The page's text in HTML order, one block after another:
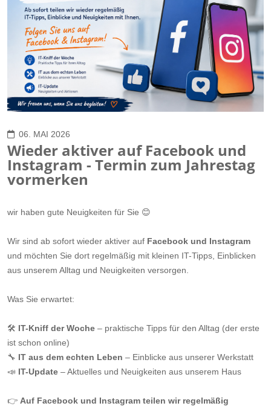
06. MAI 2026
Wieder aktiver auf Facebook und
Instagram - Termin zum Jahrestag
vormerken
wir haben gute Neuigkeiten für Sie 😊
Wir sind ab sofort wieder aktiver auf Facebook und Instagram
und möchten Sie dort regelmäßig mit kleinen IT-Tipps, Einblicken
aus unserem Alltag und Neuigkeiten versorgen.
Was Sie erwartet:
🛠️ IT-Kniff der Woche – praktische Tipps für den Alltag (der erste
ist schon online)
🔧 IT aus dem echten Leben – Einblicke aus unserer Werkstatt
📣 IT-Update – Aktuelles und Neuigkeiten aus unserem Haus
👉 Auf Facebook und Instagram teilen wir regelmäßig